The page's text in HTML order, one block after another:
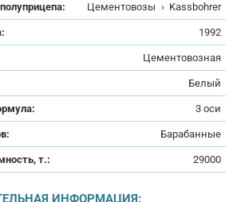
Цементовозы › Kassbohrer
1992
Цементовозная
Белый
3 оси
Барабанные
т.: 29000
ИНФОРМАЦИЯ: